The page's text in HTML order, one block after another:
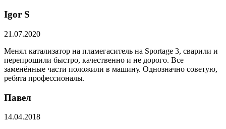
​Igor S
21.07.2020
Менял катализатор на пламегаситель на Sportage 3, сварили и
перепрошили быстро, качественно и не дорого. Все
заменённые части положили в машину. Однозначно советую,
ребята профессионалы.
Павел
14.04.2018